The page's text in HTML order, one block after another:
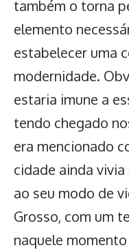
também o torna
elemento
estabelecer uma
modernidade.
estaria imune a
tendo chegado
era mencionado
cidade ainda
ao seu modo de
Grosso, com um
naquele